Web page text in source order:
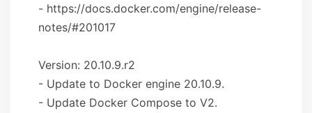
- https://docs.docker.com/engine/release-
notes/#201017
Version: 20.10.9.r2
- Update to Docker engine 20.10.9.
- Update Docker Compose to V2.